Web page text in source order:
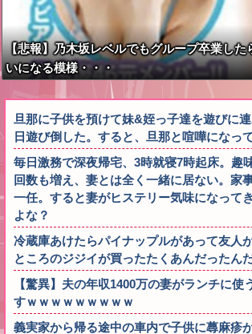
【悲報】乃木坂レベルでもグループ卒業した
いになる模様・・・
旦那に子供を預けて妹&姪っ子達を遊びに
日遊び倒した。すると、旦那と喧嘩になっ
毎日激務で深夜帰宅、3時就寝7時起床。趣
回数も増え、妻とは全く一緒に居ない。家
一任。すると妻がヒステリー気味になって
よな？
冷蔵庫あけたらパイナップルがあって友人
ところのジジイが買ったたくあんだったん
【驚異】夫の年収1400万の妻がランチに使
すｗｗｗｗｗｗｗｗｗ
義実家から帰る途中の車内で子供に蕁麻疹